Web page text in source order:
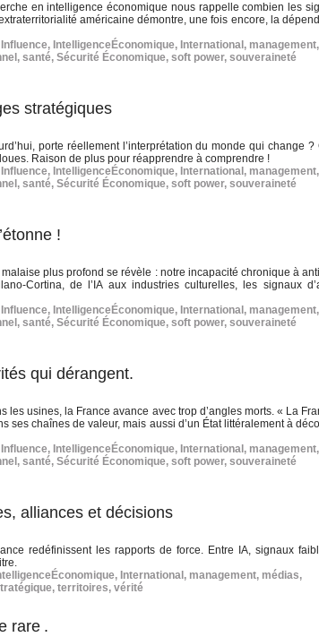
en intelligence économique nous rappelle combien les
américaine démontre, une fois encore, la
Influence, IntelligenceÉconomique, International , management,
, santé, Sécurité Économique, soft power, souveraineté
stratégiques
porte réellement l’interprétation du monde qui change ?
Raison de plus pour réapprendre à comprendre !
Influence, IntelligenceÉconomique, International , management,
, santé, Sécurité Économique, soft power, souveraineté
!
plus profond se révèle : notre incapacité chronique à
de l’IA aux industries culturelles, les signaux
Influence, IntelligenceÉconomique, International , management,
, santé, Sécurité Économique, soft power, souveraineté
qui dérangent.
les usines, la France avance avec trop d’angles morts. « La
chaînes de valeur, mais aussi d’un État littéralement à
Influence, IntelligenceÉconomique, International , management,
, santé, Sécurité Économique, soft power, souveraineté
alliances et décisions
redéfinissent les rapports de force. Entre IA, signaux
, International , management, médias,
, territoires, vérité
rare .